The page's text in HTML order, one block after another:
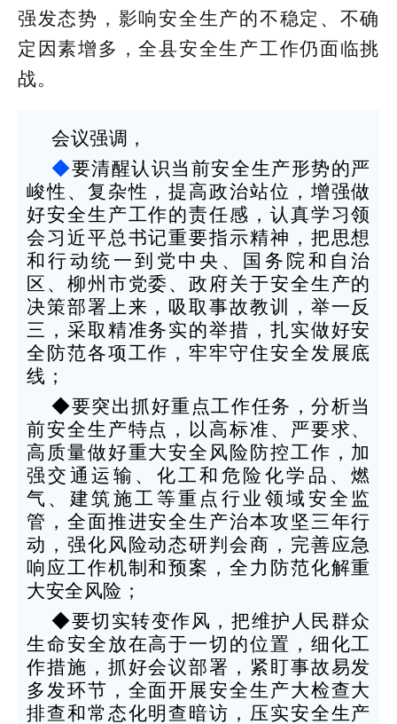
强发态势，影响安全生产的不稳定、不确
定因素增多，全县安全生产工作仍面临挑
战。
会议强调，
◆要清醒认识当前安全生产形势的严
峻性、复杂性，提高政治站位，增强做
好安全生产工作的责任感，认真学习领
会习近平总书记重要指示精神，把思想
和行动统一到党中央、国务院和自治
区、柳州市党委、政府关于安全生产的
决策部署上来，吸取事故教训，举一反
三，采取精准务实的举措，扎实做好安
全防范各项工作，牢牢守住安全发展底
线；
◆要突出抓好重点工作任务，分析当
前安全生产特点，以高标准、严要求、
高质量做好重大安全风险防控工作，加
强交通运输、化工和危险化学品、燃
气、建筑施工等重点行业领域安全监
管，全面推进安全生产治本攻坚三年行
动，强化风险动态研判会商，完善应急
响应工作机制和预案，全力防范化解重
大安全风险；
◆要切实转变作风，把维护人民群众
生命安全放在高于一切的位置，细化工
作措施，抓好会议部署，紧盯事故易发
多发环节，全面开展安全生产大检查大
排查和常态化明查暗访，压实安全生产